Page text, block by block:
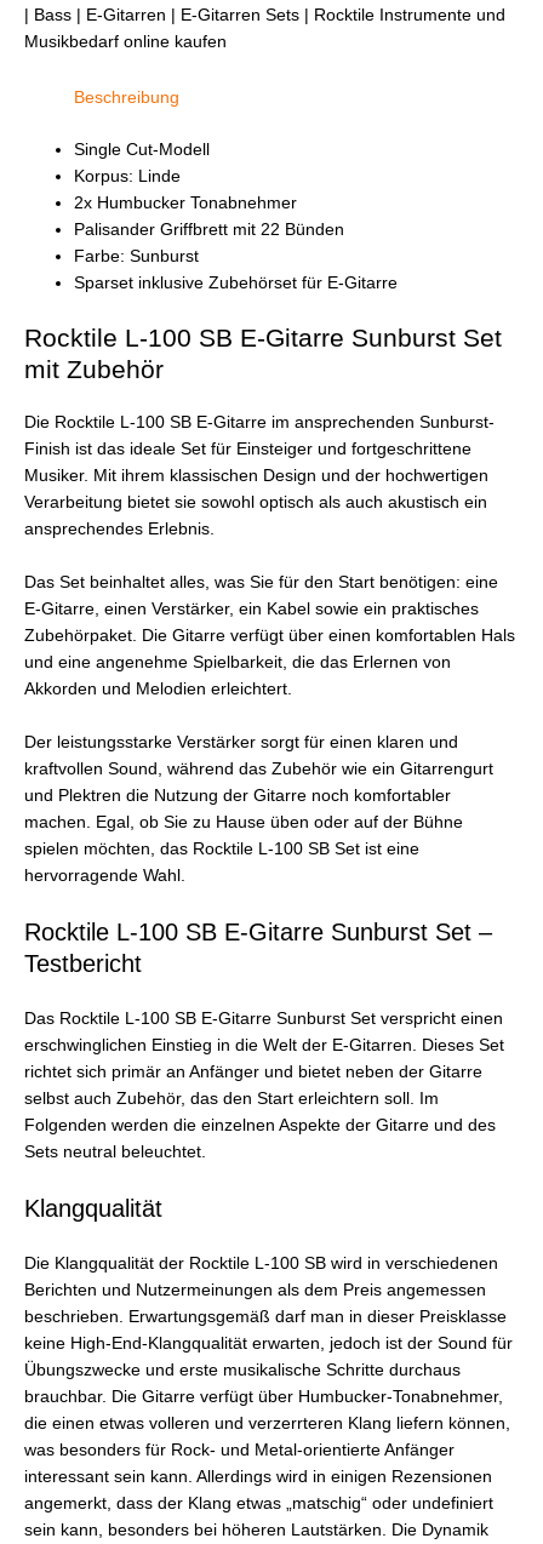
Menge
| Bass | E-Gitarren | E-Gitarren Sets | Rocktile Instrumente und
Musikbedarf online kaufen
Beschreibung
Single Cut-Modell
Korpus: Linde
2x Humbucker Tonabnehmer
Palisander Griffbrett mit 22 Bünden
Farbe: Sunburst
Sparset inklusive Zubehörset für E-Gitarre
Rocktile L-100 SB E-Gitarre Sunburst Set
mit Zubehör
Die Rocktile L-100 SB E-Gitarre im ansprechenden Sunburst-
Finish ist das ideale Set für Einsteiger und fortgeschrittene
Musiker. Mit ihrem klassischen Design und der hochwertigen
Verarbeitung bietet sie sowohl optisch als auch akustisch ein
ansprechendes Erlebnis.
Das Set beinhaltet alles, was Sie für den Start benötigen: eine
E-Gitarre, einen Verstärker, ein Kabel sowie ein praktisches
Zubehörpaket. Die Gitarre verfügt über einen komfortablen Hals
und eine angenehme Spielbarkeit, die das Erlernen von
Akkorden und Melodien erleichtert.
Der leistungsstarke Verstärker sorgt für einen klaren und
kraftvollen Sound, während das Zubehör wie ein Gitarrengurt
und Plektren die Nutzung der Gitarre noch komfortabler
machen. Egal, ob Sie zu Hause üben oder auf der Bühne
spielen möchten, das Rocktile L-100 SB Set ist eine
hervorragende Wahl.
Rocktile L-100 SB E-Gitarre Sunburst Set –
Testbericht
Das Rocktile L-100 SB E-Gitarre Sunburst Set verspricht einen
erschwinglichen Einstieg in die Welt der E-Gitarren. Dieses Set
richtet sich primär an Anfänger und bietet neben der Gitarre
selbst auch Zubehör, das den Start erleichtern soll. Im
Folgenden werden die einzelnen Aspekte der Gitarre und des
Sets neutral beleuchtet.
Klangqualität
Die Klangqualität der Rocktile L-100 SB wird in verschiedenen
Berichten und Nutzermeinungen als dem Preis angemessen
beschrieben. Erwartungsgemäß darf man in dieser Preisklasse
keine High-End-Klangqualität erwarten, jedoch ist der Sound für
Übungszwecke und erste musikalische Schritte durchaus
brauchbar. Die Gitarre verfügt über Humbucker-Tonabnehmer,
die einen etwas volleren und verzerrteren Klang liefern können,
was besonders für Rock- und Metal-orientierte Anfänger
interessant sein kann. Allerdings wird in einigen Rezensionen
angemerkt, dass der Klang etwas „matschig“ oder undefiniert
sein kann, besonders bei höheren Lautstärken. Die Dynamik